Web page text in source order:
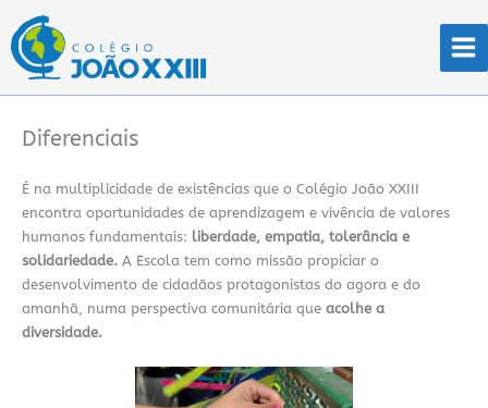
para
conteúdo
Diferenciais
É na multiplicidade de existências que o Colégio João XXIII
encontra oportunidades de aprendizagem e vivência de valores
humanos fundamentais: liberdade, empatia, tolerância e
solidariedade. A Escola tem como missão propiciar o
desenvolvimento de cidadãos protagonistas do agora e do
amanhã, numa perspectiva comunitária que acolhe a
diversidade.